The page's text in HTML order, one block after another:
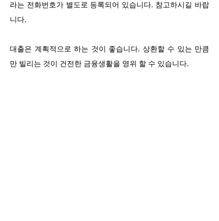
라는 전화번호가 별도로 등록되어 있습니다. 참고하시길 바랍
니다.
대출은 계획적으로 하는 것이 좋습니다. 상환할 수 있는 만큼
만 빌리는 것이 건전한 금융생활을 영위 할 수 있습니다.